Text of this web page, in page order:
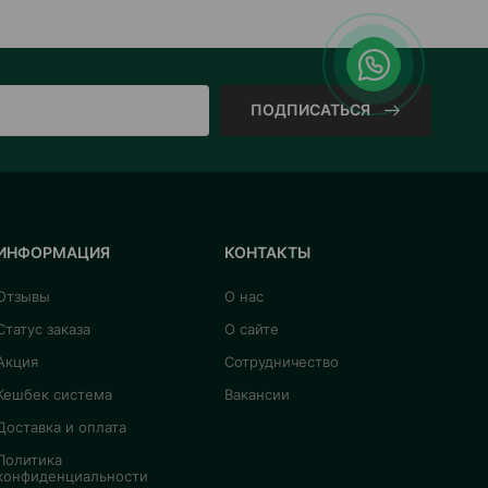
ПОДПИСАТЬСЯ
заказа
система
и оплата
КОНТАКТЫ
О нас
О сайте
Сотрудничество
Вакансии